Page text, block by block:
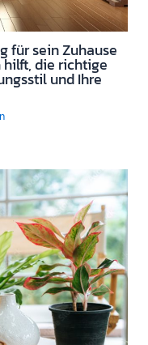
für sein Zuhause
hilft, die richtige
und Ihre